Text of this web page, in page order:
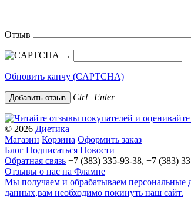
Отзыв
→
Обновить капчу (CAPTCHA)
Ctrl+Enter
© 2026 Диетика
Магазин Корзина Оформить заказ
Блог Подписаться Новости
Обратная связь +7 (383) 335-93-38, +7 (383)
Отзывы о нас на Флампе
Мы получаем и обрабатываем персональные
данных,вам необходимо покинуть наш сайт.